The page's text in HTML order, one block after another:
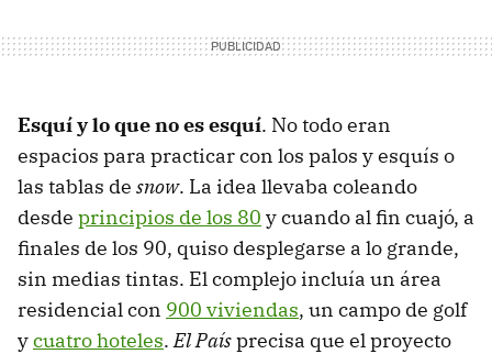
Esquí y lo que no es esquí. No todo eran
espacios para practicar con los palos y esquís o
las tablas de snow. La idea llevaba coleando
desde principios de los 80 y cuando al fin cuajó, a
finales de los 90, quiso desplegarse a lo grande,
sin medias tintas. El complejo incluía un área
residencial con 900 viviendas, un campo de golf
ycuatro hoteles.El Paísprecisa que el proyecto